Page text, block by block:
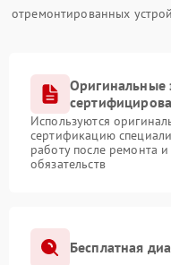
отремонтированных
Оригинальные
Используются
сертификацию
работу после ремонта
обязательств
Бесплатная